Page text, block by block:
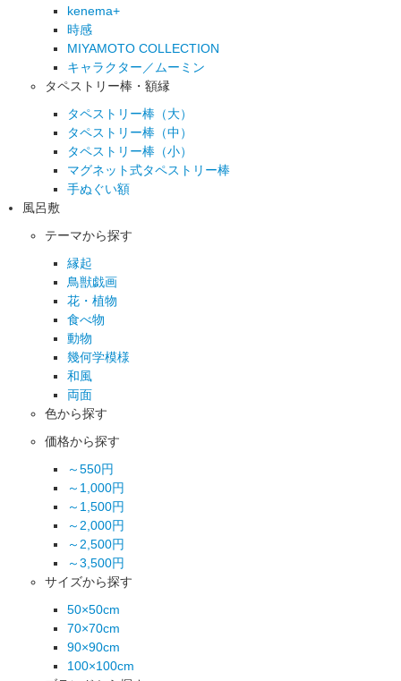
kenema+
時感
MIYAMOTO COLLECTION
キャラクター／ムーミン
タペストリー棒・額縁
タペストリー棒（大）
タペストリー棒（中）
タペストリー棒（小）
マグネット式タペストリー棒
手ぬぐい額
風呂敷
テーマから探す
縁起
鳥獣戯画
花・植物
食べ物
動物
幾何学模様
和風
両面
色から探す
価格から探す
～550円
～1,000円
～1,500円
～2,000円
～2,500円
～3,500円
サイズから探す
50×50cm
70×70cm
90×90cm
100×100cm